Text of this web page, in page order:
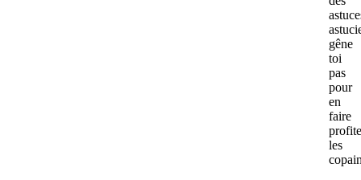
gêne
toi
pas
pour
en
faire
les